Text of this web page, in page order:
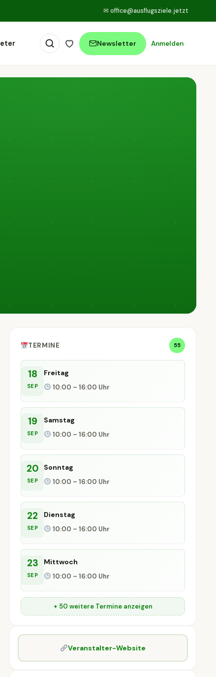
✉ office@ausflugsziele.jetzt
Newsletter Anmelden
TERMINE 55
18
SEP
Freitag
10:00 – 16:00 Uhr
19
SEP
Samstag
10:00 – 16:00 Uhr
20
SEP
Sonntag
10:00 – 16:00 Uhr
22
SEP
Dienstag
10:00 – 16:00 Uhr
23
SEP
Mittwoch
10:00 – 16:00 Uhr
+ 50 weitere Termine anzeigen
Veranstalter-Website